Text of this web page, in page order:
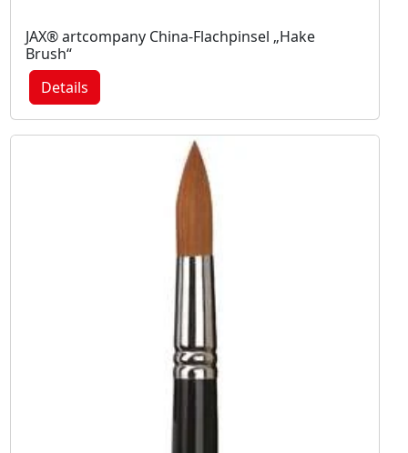
JAX® artcompany China-Flachpinsel „Hake
Brush“
Details